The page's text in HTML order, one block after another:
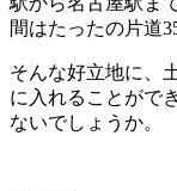
間はたったの片道
そんな好立地に、
に入れることがで
ないでしょうか。